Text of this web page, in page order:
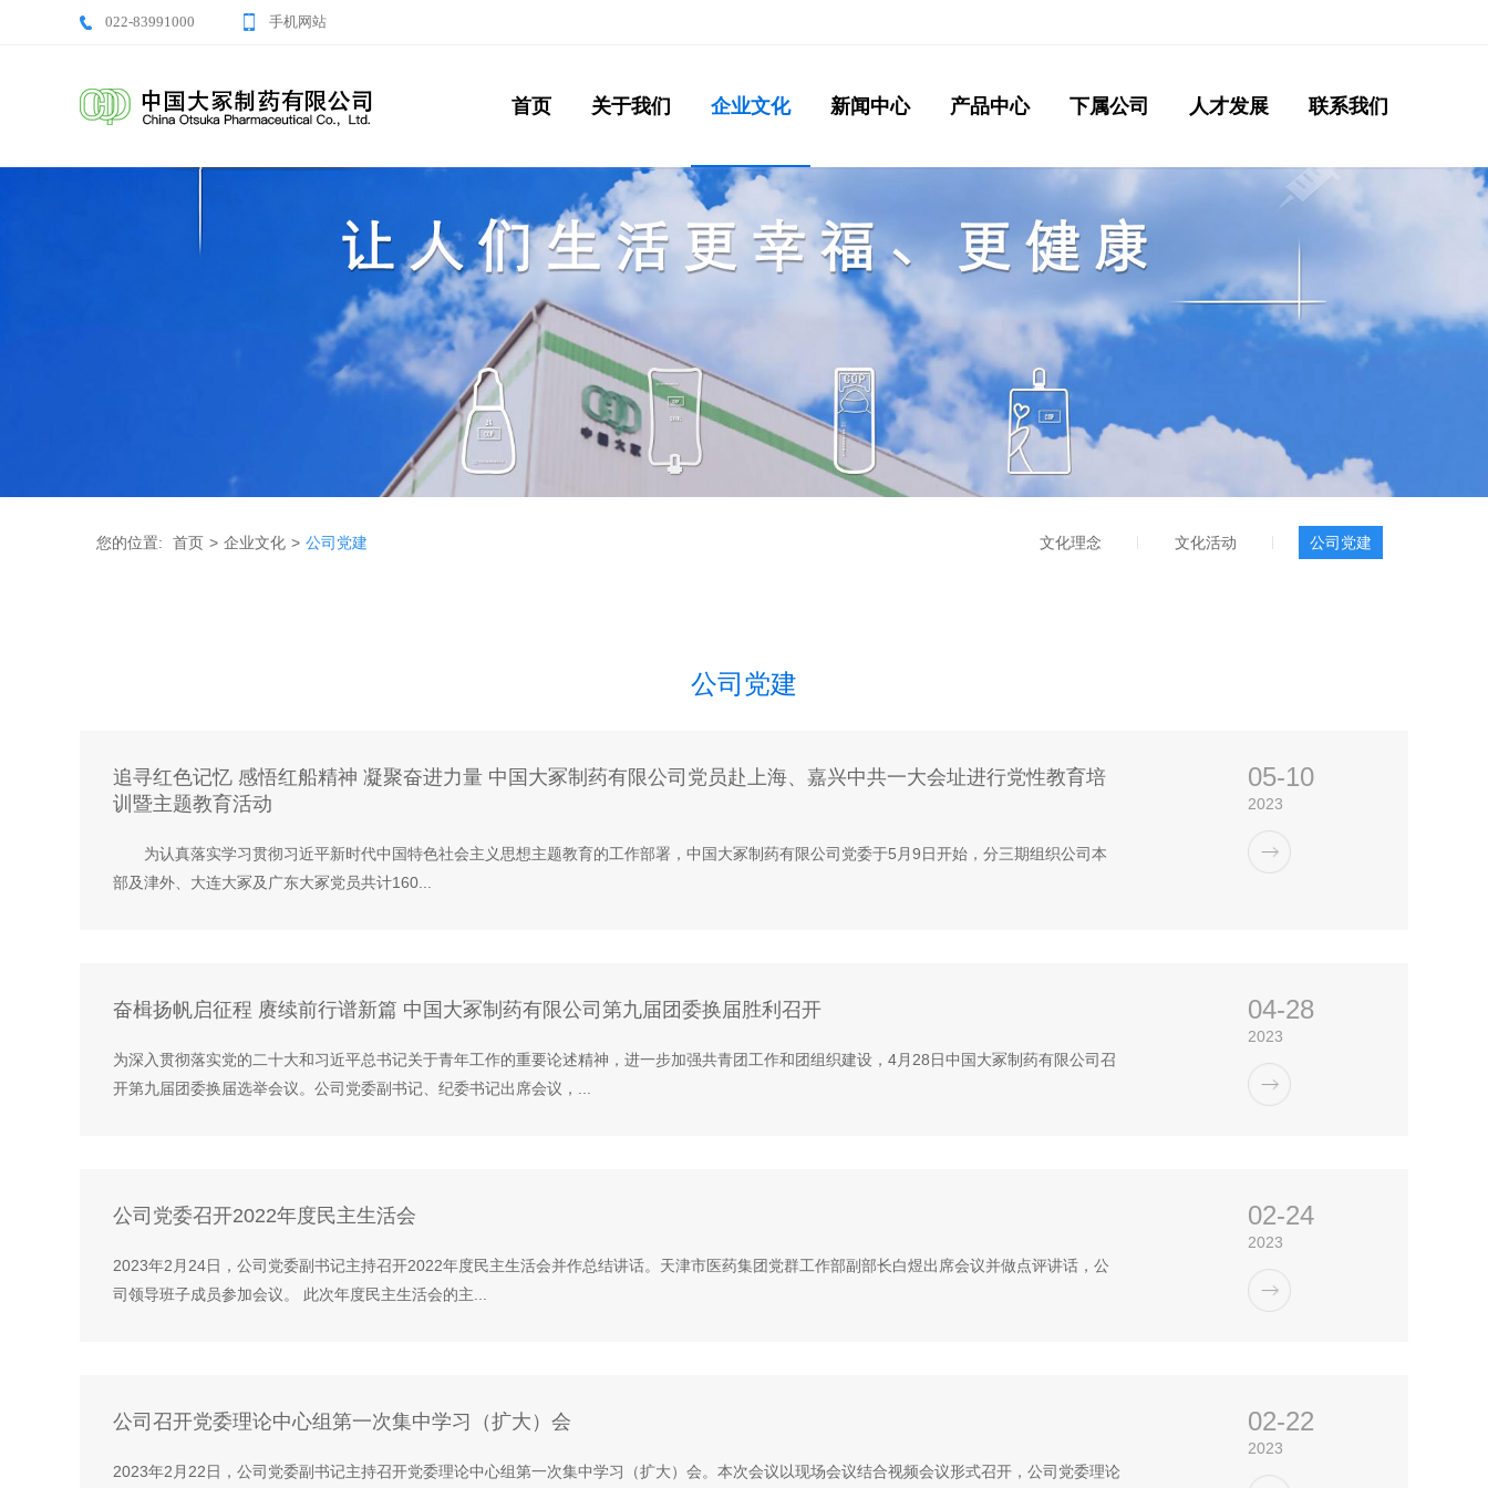
022-83991000 手机网站
首页 关于我们 企业文化 新闻中心 产品中心 下属公司 人才发展 联系我们
您的位置: 首页 > 企业文化 > 公司党建 文化理念 文化活动 公司党建
公司党建
追寻红色记忆 感悟红船精神 凝聚奋进力量 中国大冢制药有限公司党员赴上海、嘉兴中共一大会址进行党性教育培
训暨主题教育活动
为认真落实学习贯彻习近平新时代中国特色社会主义思想主题教育的工作部署，中国大冢制药有限公司党委于5月9日开始，分三期组织公司本
部及津外、大连大冢及广东大冢党员共计160...
05-10
2023
奋楫扬帆启征程 赓续前行谱新篇 中国大冢制药有限公司第九届团委换届胜利召开
为深入贯彻落实党的二十大和习近平总书记关于青年工作的重要论述精神，进一步加强共青团工作和团组织建设，4月28日中国大冢制药有限公司召
开第九届团委换届选举会议。公司党委副书记、纪委书记出席会议，...
04-28
2023
公司党委召开2022年度民主生活会
2023年2月24日，公司党委副书记主持召开2022年度民主生活会并作总结讲话。天津市医药集团党群工作部副部长白煜出席会议并做点评讲话，公
司领导班子成员参加会议。 此次年度民主生活会的主...
02-24
2023
公司召开党委理论中心组第一次集中学习（扩大）会
2023年2月22日，公司党委副书记主持召开党委理论中心组第一次集中学习（扩大）会。本次会议以现场会议结合视频会议形式召开，公司党委理论
02-22
2023